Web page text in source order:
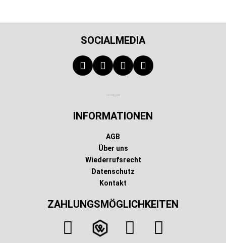
SOCIALMEDIA
INFORMATIONEN
AGB
Über uns
Wiederrufsrecht
Datenschutz
Kontakt
ZAHLUNGSMÖGLICHKEITEN